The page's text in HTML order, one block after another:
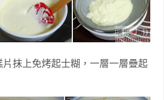
抹上免烤起士糊，一層一層疊起